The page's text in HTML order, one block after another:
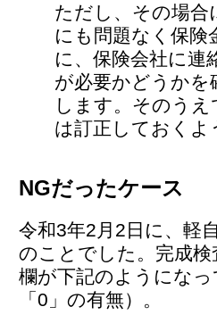
ただし、その場合
にも問題なく保険
に、保険会社に連
が必要かどうか
します。そのう
は訂正しておくよ
NGだったケース
令和3年2月2日に、軽
のことでした。完成
欄が下記のようにな
「0」の有無）。